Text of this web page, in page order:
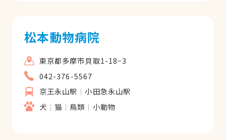
松本動物病院
東京都多摩市貝取1-18−3
042-376-5567
京王永山駅
小田急永山駅
犬
猫 鳥類 小動物